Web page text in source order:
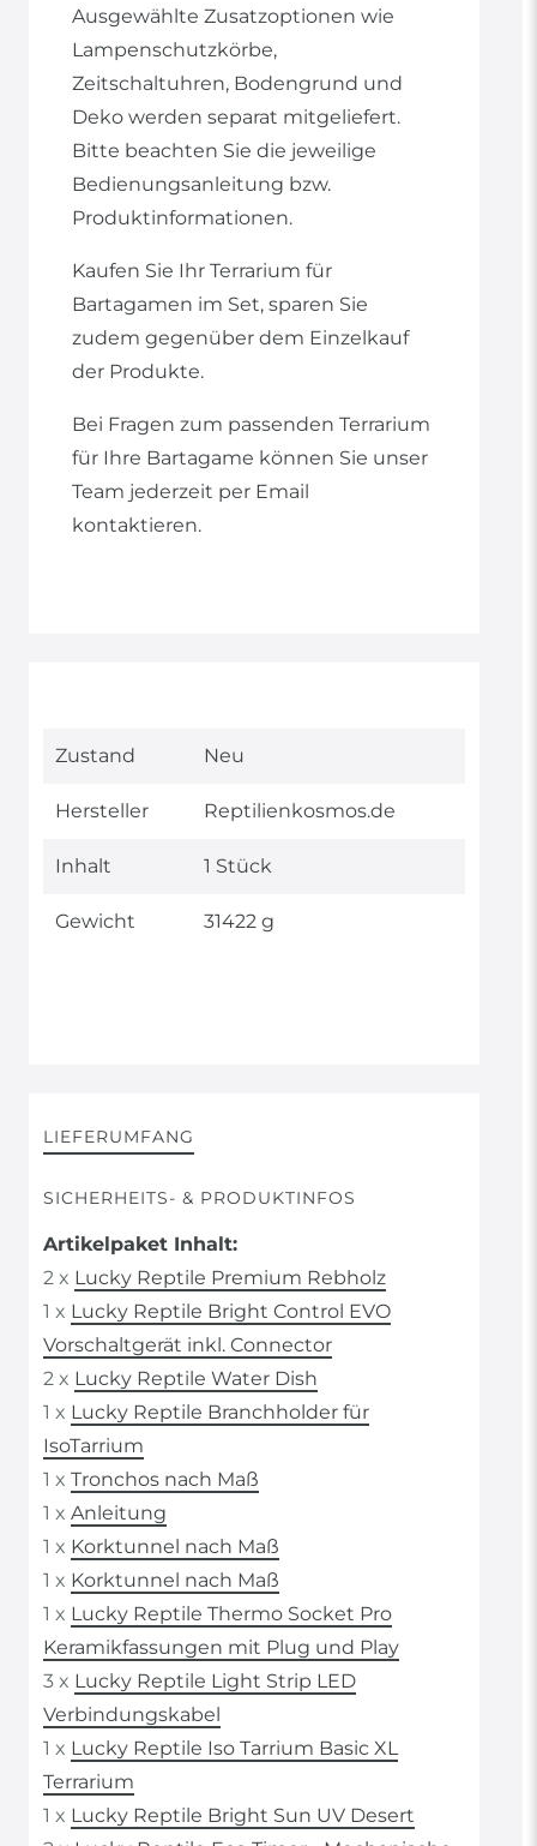
Ausgewählte Zusatzoptionen wie
Lampenschutzkörbe,
Zeitschaltuhren, Bodengrund und
Deko werden separat mitgeliefert.
Bitte beachten Sie die jeweilige
Bedienungsanleitung bzw.
Produktinformationen.
Kaufen Sie Ihr Terrarium für
Bartagamen im Set, sparen Sie
zudem gegenüber dem Einzelkauf
der Produkte.
Bei Fragen zum passenden Terrarium
für Ihre Bartagame können Sie unser
Team jederzeit per Email
kontaktieren.
Technisches
Wert
Zustand Neu
Hersteller Reptilienkosmos.de
Inhalt 1 Stück
Gewicht 31422 g
LIEFERUMFANG
SICHERHEITS- & PRODUKTINFOS
Artikelpaket Inhalt:
2 x Lucky Reptile Premium Rebholz
1 x Lucky Reptile Bright Control EVO
Vorschaltgerät inkl. Connector
2 x Lucky Reptile Water Dish
1 x Lucky Reptile Branchholder für
IsoTarrium
1 x Tronchos nach Maß
1 x Anleitung
1 x Korktunnel nach Maß
1 x Korktunnel nach Maß
1 x Lucky Reptile Thermo Socket Pro
Keramikfassungen mit Plug und Play
3 x Lucky Reptile Light Strip LED
Verbindungskabel
1 x Lucky Reptile Iso Tarrium Basic XL
Terrarium
1 x Lucky Reptile Bright Sun UV Desert